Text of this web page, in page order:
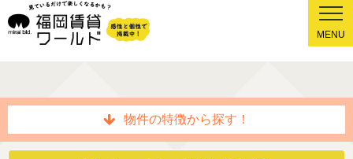
MENU
物件の特徴から探す！